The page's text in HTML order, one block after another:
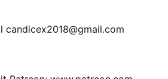
candicex2018@gmail.com